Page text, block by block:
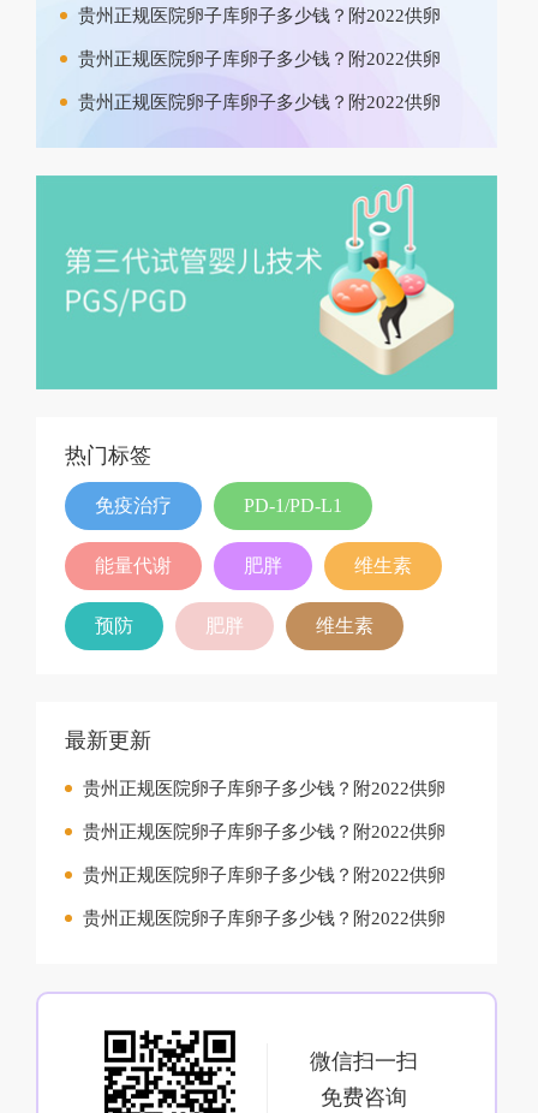
贵州正规医院卵子库卵子多少钱？附2022供卵
贵州正规医院卵子库卵子多少钱？附2022供卵
贵州正规医院卵子库卵子多少钱？附2022供卵
热门标签
免疫治疗 PD-1/PD-L1
能量代谢 肥胖 维生素
预防 肥胖 维生素
最新更新
贵州正规医院卵子库卵子多少钱？附2022供卵
贵州正规医院卵子库卵子多少钱？附2022供卵
贵州正规医院卵子库卵子多少钱？附2022供卵
贵州正规医院卵子库卵子多少钱？附2022供卵
微信扫一扫
免费咨询